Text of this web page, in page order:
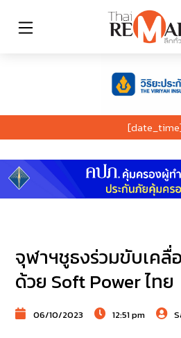
จุฬาฯชูธงร่วมขับเคลื่
ด้วย Soft Power ไทย
06/10/2023 12:51 pm